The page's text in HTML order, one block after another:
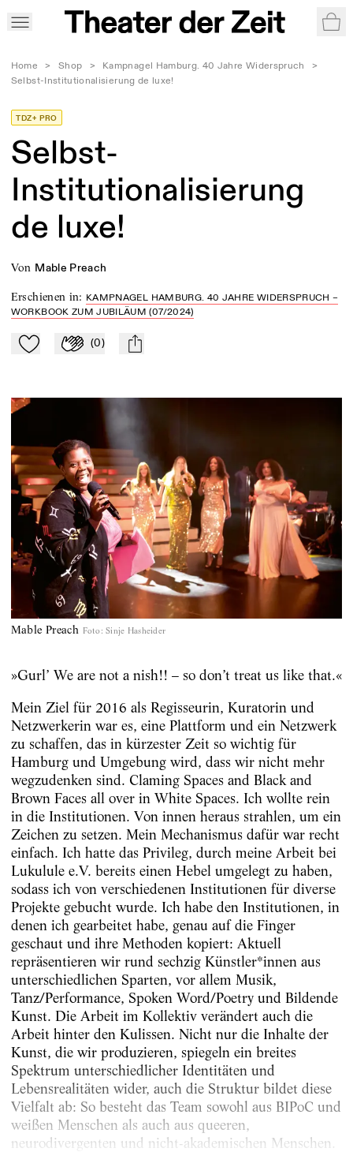
Home > Shop > Kampnagel Hamburg. 40 Jahre Widerspruch
>
Selbst-Institutionalisierung de luxe!
TDZ+ PRO
Selbst-
Institutionalisierung
de luxe!
von Mable Preach
Erschienen in: KAMPNAGEL HAMBURG. 40 JAHRE WIDERSPRUCH –
WORKBOOK ZUM JUBILÄUM (07/2024)
Zu Mein-TdZ hinzufügen
Applaudieren
(0) mail
Mable Preach Foto: Sinje Hasheider
»Gurl’ We are not a nish!! – so don’t treat us like that.«
Mein Ziel für 2016 als Regisseurin, Kuratorin und
Netzwerkerin war es, eine Plattform und ein Netzwerk
zu schaffen, das in kürzester Zeit so wichtig für
Hamburg und Umgebung wird, dass wir nicht mehr
wegzudenken sind. Claming Spaces and Black and
Brown Faces all over in White Spaces. Ich wollte rein
in die Institutionen. Von innen heraus strahlen, um ein
Zeichen zu setzen. Mein Mechanismus dafür war recht
einfach. Ich hatte das Privileg, durch meine Arbeit bei
Lukulule e.V. bereits einen Hebel umgelegt zu haben,
sodass ich von verschiedenen Institutionen für diverse
Projekte gebucht wurde. Ich habe den Institutionen, in
denen ich gearbeitet habe, genau auf die Finger
geschaut und ihre Methoden kopiert: Aktuell
repräsentieren wir rund sechzig Künstler*innen aus
unterschiedlichen Sparten, vor allem Musik,
Tanz/Performance, Spoken Word/Poetry und Bildende
Kunst. Die Arbeit im Kollektiv verändert auch die
Arbeit hinter den Kulissen. Nicht nur die Inhalte der
Kunst, die wir produzieren, spiegeln ein breites
Spektrum unterschiedlicher Identitäten und
Lebensrealitäten wider, auch die Struktur bildet diese
Vielfalt ab: So besteht das Team sowohl aus BIPoC und
weißen Menschen als auch aus queeren,
neurodivergenten und nicht-akademischen Menschen.